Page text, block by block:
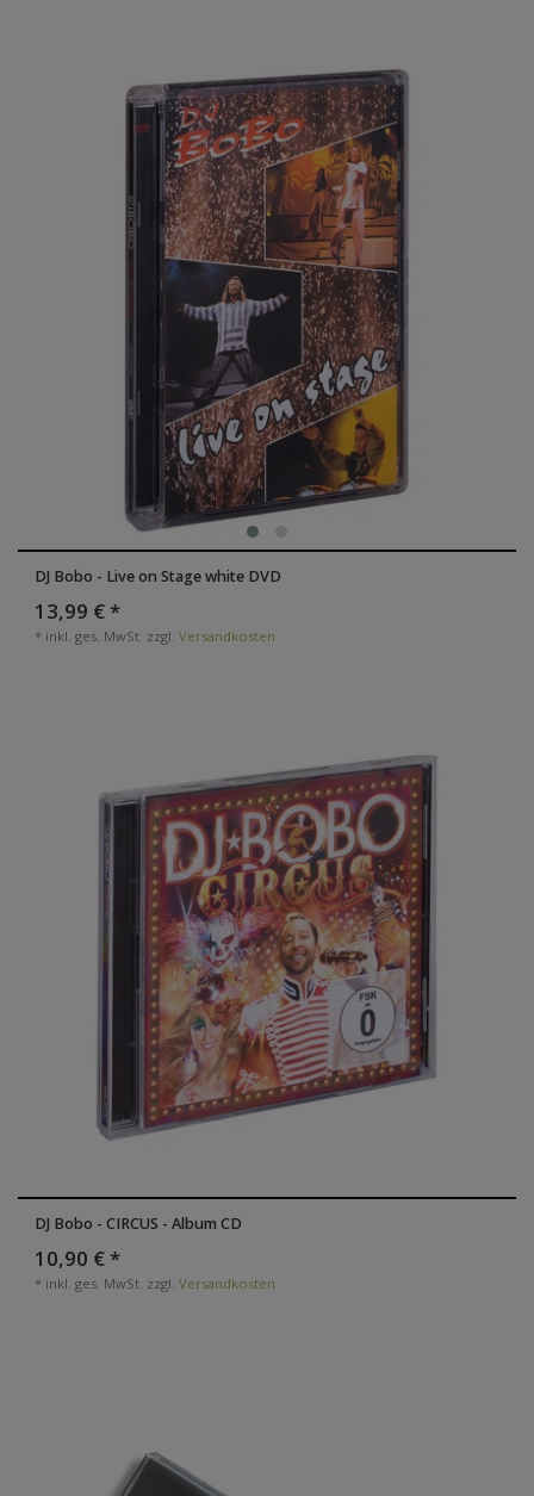
DJ Bobo - Live on Stage white DVD
13,99 € *
* inkl. ges. MwSt. zzgl. Versandkosten
DJ Bobo - CIRCUS - Album CD
10,90 € *
* inkl. ges. MwSt. zzgl. Versandkosten